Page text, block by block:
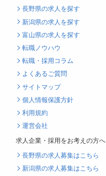
長野県の求人を探す
新潟県の求人を探す
富山県の求人を探す
転職ノウハウ
転職・採用コラム
よくあるご質問
サイトマップ
個人情報保護方針
利用規約
運営会社
求人企業・採用をお考えの方へ
長野県の求人募集はこちら
新潟県の求人募集はこちら